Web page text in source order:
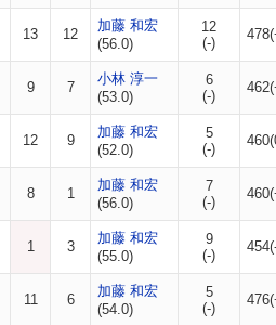
13 12
加藤 和宏
(56.0)
12
(-)
9 7
小林 淳一
(53.0)
6
(-)
12 9
加藤 和宏
(52.0)
5
(-)
8 1
加藤 和宏
(56.0)
7
(-)
1 3
加藤 和宏
(55.0)
9
(-)
11 6
加藤 和宏
(54.0)
5
(-)